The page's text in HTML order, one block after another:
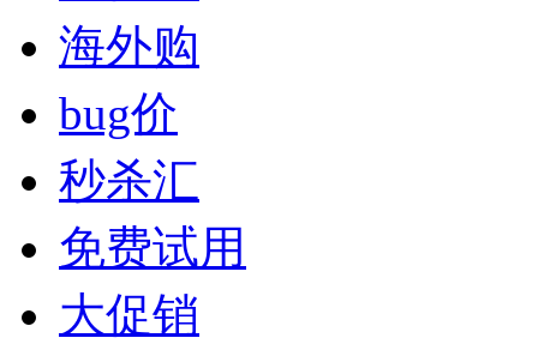
海外购
bug价
秒杀汇
免费试用
大促销